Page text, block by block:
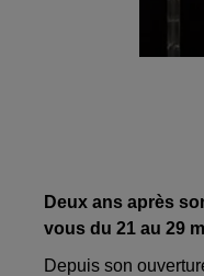
Deux ans après
vous du 21 au 29
Depuis son